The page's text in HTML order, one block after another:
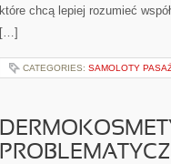
które chcą lepiej rozumieć
[…]
CATEGORIES: SAMOLOTY